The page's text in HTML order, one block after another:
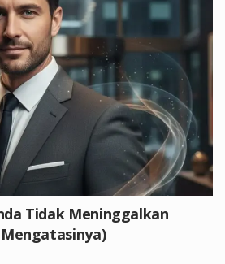
Tidak Meninggalkan
Mengatasinya)